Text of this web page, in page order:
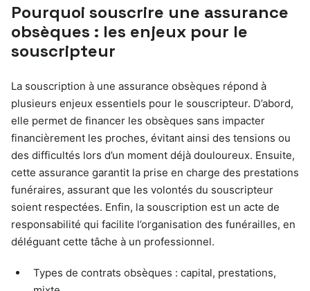
Pourquoi souscrire une assurance
obsèques : les enjeux pour le
souscripteur
La souscription à une assurance obsèques répond à
plusieurs enjeux essentiels pour le souscripteur. D’abord,
elle permet de financer les obsèques sans impacter
financièrement les proches, évitant ainsi des tensions ou
des difficultés lors d’un moment déjà douloureux. Ensuite,
cette assurance garantit la prise en charge des prestations
funéraires, assurant que les volontés du souscripteur
soient respectées. Enfin, la souscription est un acte de
responsabilité qui facilite l’organisation des funérailles, en
déléguant cette tâche à un professionnel.
Types de contrats obsèques : capital, prestations,